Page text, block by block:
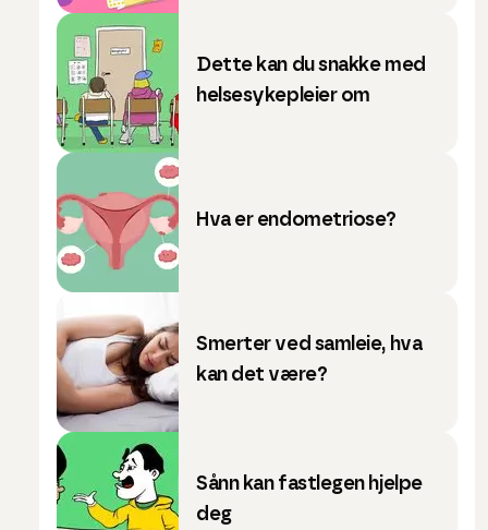
Dette kan du snakke med
helsesykepleier om
Hva er endometriose?
Smerter ved samleie, hva
kan det være?
Sånn kan fastlegen hjelpe
deg